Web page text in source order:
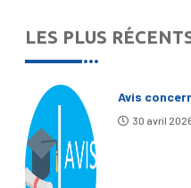
LES PLUS
Avis
30 avril